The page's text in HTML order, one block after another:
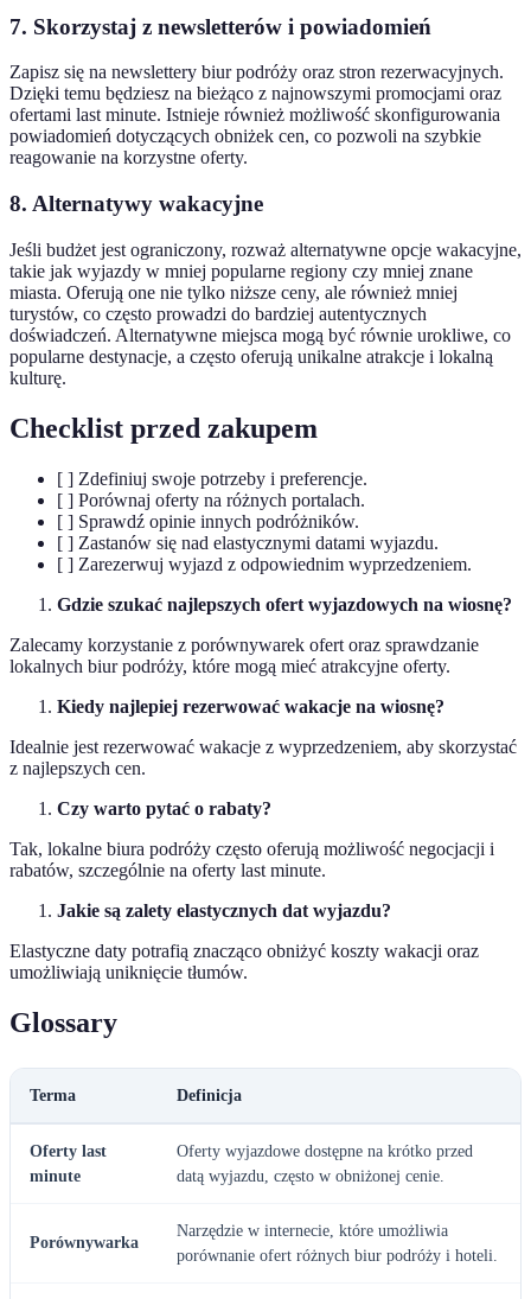
7. Skorzystaj z newsletterów i powiadomień
Zapisz się na newslettery biur podróży oraz stron rezerwacyjnych.
Dzięki temu będziesz na bieżąco z najnowszymi promocjami oraz
ofertami last minute. Istnieje również możliwość skonfigurowania
powiadomień dotyczących obniżek cen, co pozwoli na szybkie
reagowanie na korzystne oferty.
8. Alternatywy wakacyjne
Jeśli budżet jest ograniczony, rozważ alternatywne opcje wakacyjne,
takie jak wyjazdy w mniej popularne regiony czy mniej znane
miasta. Oferują one nie tylko niższe ceny, ale również mniej
turystów, co często prowadzi do bardziej autentycznych
doświadczeń. Alternatywne miejsca mogą być równie urokliwe, co
popularne destynacje, a często oferują unikalne atrakcje i lokalną
kulturę.
Checklist przed zakupem
[ ] Zdefiniuj swoje potrzeby i preferencje.
[ ] Porównaj oferty na różnych portalach.
[ ] Sprawdź opinie innych podróżników.
[ ] Zastanów się nad elastycznymi datami wyjazdu.
[ ] Zarezerwuj wyjazd z odpowiednim wyprzedzeniem.
Gdzie szukać najlepszych ofert wyjazdowych na wiosnę?
Zalecamy korzystanie z porównywarek ofert oraz sprawdzanie
lokalnych biur podróży, które mogą mieć atrakcyjne oferty.
Kiedy najlepiej rezerwować wakacje na wiosnę?
Idealnie jest rezerwować wakacje z wyprzedzeniem, aby skorzystać
z najlepszych cen.
Czy warto pytać o rabaty?
Tak, lokalne biura podróży często oferują możliwość negocjacji i
rabatów, szczególnie na oferty last minute.
Jakie są zalety elastycznych dat wyjazdu?
Elastyczne daty potrafią znacząco obniżyć koszty wakacji oraz
umożliwiają uniknięcie tłumów.
Glossary
Terma Definicja
Oferty last
minute
Oferty wyjazdowe dostępne na krótko przed
datą wyjazdu, często w obniżonej cenie.
Porównywarka
Narzędzie w internecie, które umożliwia
porównanie ofert różnych biur podróży i hoteli.